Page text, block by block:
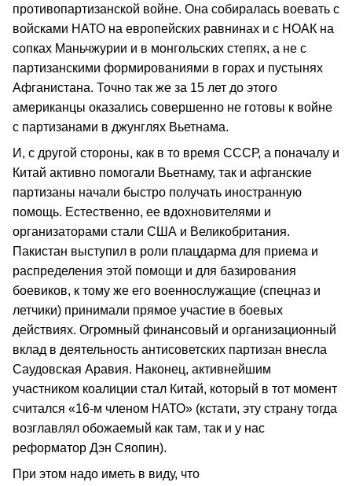
противопартизанской войне. Она собиралась воевать с
войсками НАТО на европейских равнинах и с НОАК на
сопках Маньчжурии и в монгольских степях, а не с
партизанскими формированиями в горах и пустынях
Афганистана. Точно так же за 15 лет до этого
американцы оказались совершенно не готовы к войне
с партизанами в джунглях Вьетнама.
И, с другой стороны, как в то время СССР, а поначалу и
Китай активно помогали Вьетнаму, так и афганские
партизаны начали быстро получать иностранную
помощь. Естественно, ее вдохновителями и
организаторами стали США и Великобритания.
Пакистан выступил в роли плацдарма для приема и
распределения этой помощи и для базирования
боевиков, к тому же его военнослужащие (спецназ и
летчики) принимали прямое участие в боевых
действиях. Огромный финансовый и организационный
вклад в деятельность антисоветских партизан внесла
Саудовская Аравия. Наконец, активнейшим
участником коалиции стал Китай, который в тот момент
считался «16-м членом НАТО» (кстати, эту страну тогда
возглавлял обожаемый как там, так и у нас
реформатор Дэн Сяопин).
При этом надо иметь в виду, что